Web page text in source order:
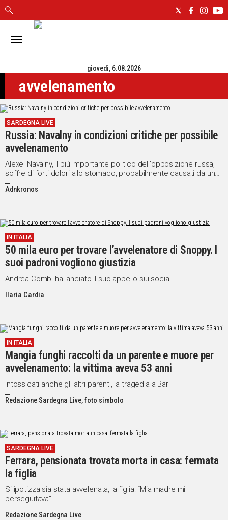
IN
CAGLIARI
SASSARI
NUORO
ORISTANO
SULCIS
GALLURA
OGLIASTRA
MEDIO
CAMPIDANO
POLITICA
IN
ITALIA
NEL
MONDO
VIDEO
Vai
WHATSAPP
Social
giovedì, 6.08.2026
avvelenamento
SARDEGNA LIVE
Russia: Navalny in condizioni critiche per possibile
avvelenamento
Alexei Navalny, il più importante politico dell'opposizione russa,
soffre di forti dolori allo stomaco, probabilmente causati da un
avvelenamento
Adnkronos
IN ITALIA
50 mila euro per trovare l’avvelenatore di Snoppy. I
suoi padroni vogliono giustizia
Andrea Combi ha lanciato il suo appello sui social
Ilaria Cardia
IN ITALIA
Mangia funghi raccolti da un parente e muore per
avvelenamento: la vittima aveva 53 anni
Intossicati anche gli altri parenti, la tragedia a Bari
Redazione Sardegna Live, foto simbolo
SARDEGNA LIVE
Ferrara, pensionata trovata morta in casa: fermata
la figlia
Si ipotizza sia stata avvelenata, la figlia: “Mia madre mi
perseguitava”
Redazione Sardegna Live